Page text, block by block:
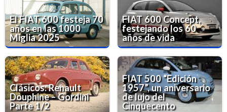
El FIAT 600 festeja 70
años en las 1000
Miglia 2025
FIAT 600 Concept,
festejando los 60
años de vida
Clásicos: Renault
Douphine – Gordini
Parte 1/2
FIAT 500 “Edición
1957”, un aniversario
de lujo del
Cinquecento